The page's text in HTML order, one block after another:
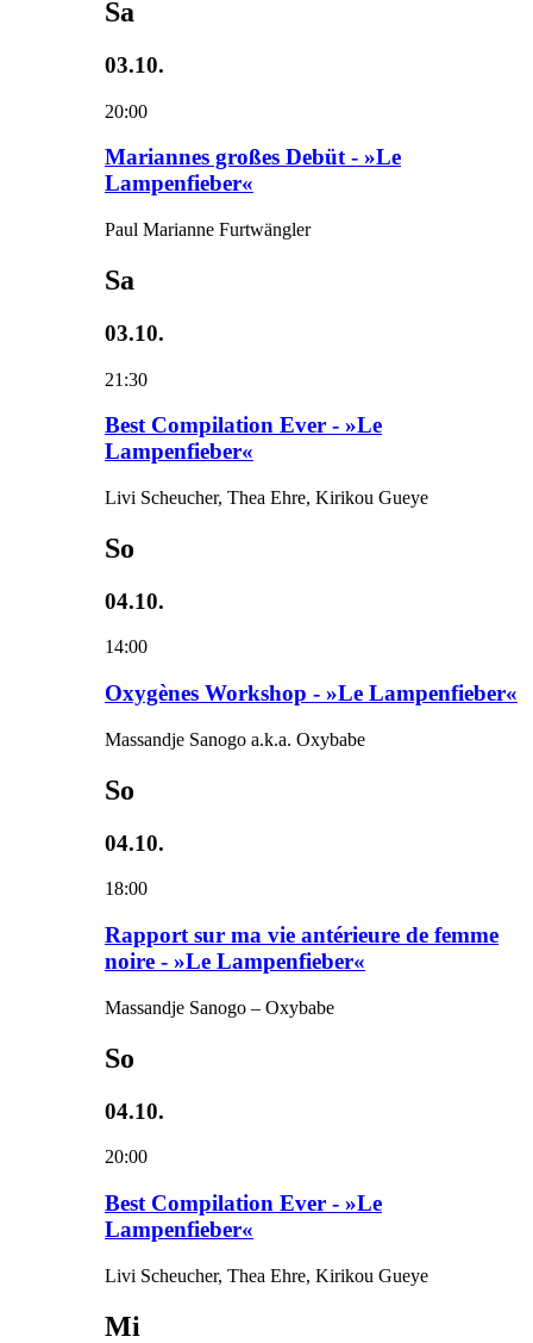
Sa
03.10.
20:00
Mariannes großes Debüt - »Le
Lampenfieber«
Paul Marianne Furtwängler
Sa
03.10.
21:30
Best Compilation Ever - »Le
Lampenfieber«
Livi Scheucher, Thea Ehre, Kirikou Gueye
So
04.10.
14:00
Oxygènes Workshop - »Le Lampenfieber«
Massandje Sanogo a.k.a. Oxybabe
So
04.10.
18:00
Rapport sur ma vie antérieure de femme
noire - »Le Lampenfieber«
Massandje Sanogo – Oxybabe
So
04.10.
20:00
Best Compilation Ever - »Le
Lampenfieber«
Livi Scheucher, Thea Ehre, Kirikou Gueye
Mi